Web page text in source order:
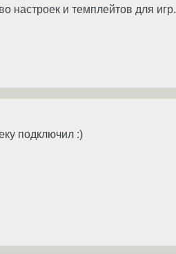
настроек и темплейтов для игр.
подключил :)